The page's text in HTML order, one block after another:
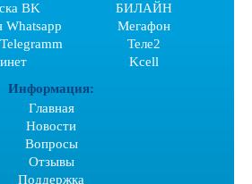
ВK
БИЛАЙН
Мегафон
Теле2
Kcell
Информация:
Главная
Новости
Вопросы
Отзывы
Поддержка